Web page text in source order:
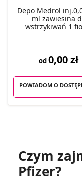
Depo Medrol
ml zawiesina
wstrzykiwań 1
od0,00 zł
POWIADOM O
Czym
Pfizer?